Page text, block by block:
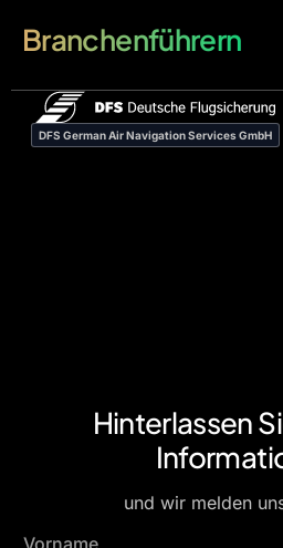
Branchenführern
DFS German Air Navigation Services GmbH
Hinterlassen
und wir melden